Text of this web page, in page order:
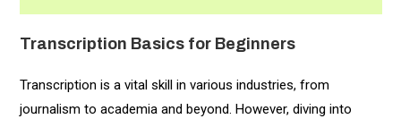
Transcription Basics for Beginners
Transcription is a vital skill in various industries, from
journalism to academia and beyond. However, diving into